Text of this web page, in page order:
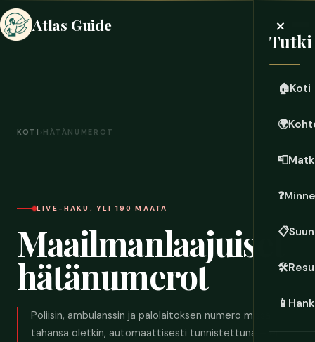
Atlas Guide ×
Tutki
🏠Koti
🌍
📮
❓
📋
🛠️
📱
KOTI ›HÄTÄNUMEROT
LIVE-HAKU, YLI 190 MAATA
Maailmanlaajuiset
hätänumerot
Poliisin, ambulanssin ja palolaitoksen numero missä
tahansa oletkin, automaattisesti tunnistettuna – ei